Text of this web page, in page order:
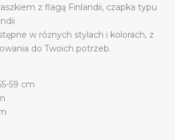
z flagą Finlandii, czapka typu
w różnych stylach i kolorach, z
do Twoich potrzeb.
59 cm